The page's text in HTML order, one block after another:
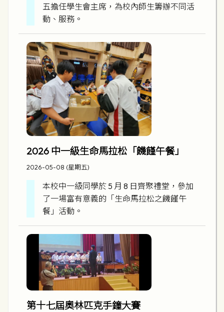
五擔任學生會主席，為校內師生籌辦不同活
動、服務。
2026 中一級生命馬拉松「饑饉午餐」
2026-05-08 (星期五)
本校中一級同學於 5 月 8 日齊聚禮堂，參加
了一場富有意義的「生命馬拉松之饑饉午
餐」活動。
第十七屆奧林匹克手鐘大賽